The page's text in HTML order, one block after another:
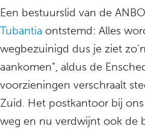
Een bestuurslid van de
Tubantia ontstemd: Alles
wegbezuinigd dus je ziet
aankomen”, aldus de
voorzieningen verschraalt
Zuid. Het postkantoor bij
weg en nu verdwijnt ook de